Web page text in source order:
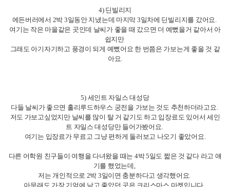
버터맥주가 유명했지만 먹지 않고 커피를 마시면서 시간을 보냈습니다.
다양한 브런치들도 팔았어요.
4) 딘빌리지
그래도 아기자기하고 풍경이 되게 예뻤어요 한 번쯤은 가보는게 좋을 것 같
아요.